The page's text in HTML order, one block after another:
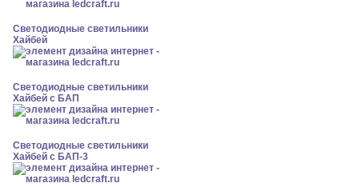
Светодиодные светильники
Хайбей
Светодиодные светильники
Хайбей с БАП
Светодиодные светильники
Хайбей с БАП-3